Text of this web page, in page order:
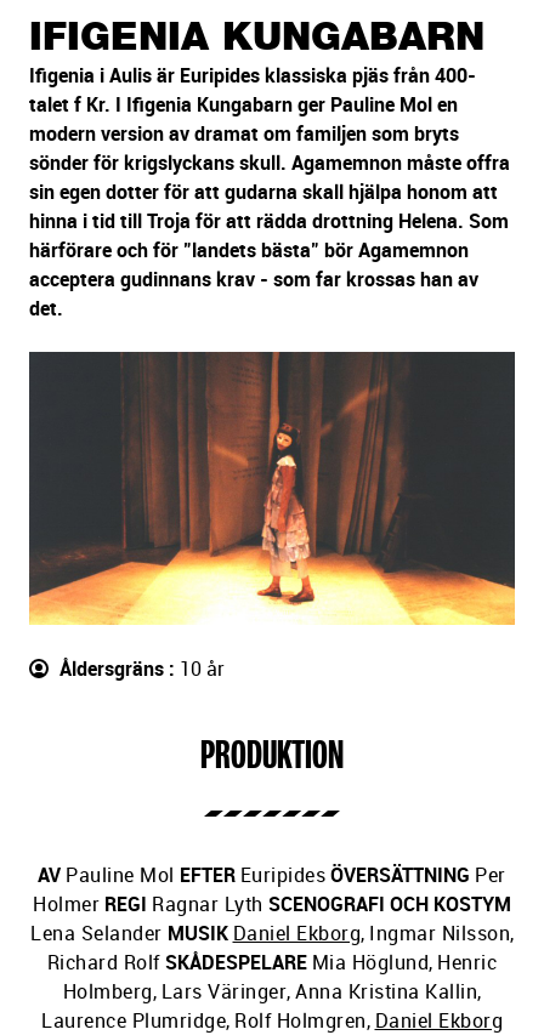
sidans
text
IFIGENIA KUNGABARN
Ifigenia i Aulis är Euripides klassiska pjäs från 400-
talet f Kr. I Ifigenia Kungabarn ger Pauline Mol en
modern version av dramat om familjen som bryts
sönder för krigslyckans skull. Agamemnon måste offra
sin egen dotter för att gudarna skall hjälpa honom att
hinna i tid till Troja för att rädda drottning Helena. Som
härförare och för "landets bästa" bör Agamemnon
acceptera gudinnans krav - som far krossas han av
det.
Åldersgräns 10 år
PRODUKTION
AV Pauline Mol EFTER EuripidesÖVERSÄTTNING Per
Holmer REGI Ragnar Lyth SCENOGRAFI OCH KOSTYM
Lena Selander MUSIK Daniel Ekborg, Ingmar Nilsson,
Richard RolfSKÅDESPELARE Mia Höglund, Henric
Holmberg, Lars Väringer,Anna Kristina Kallin,
Laurence Plumridge, Rolf Holmgren, Daniel Ekborg